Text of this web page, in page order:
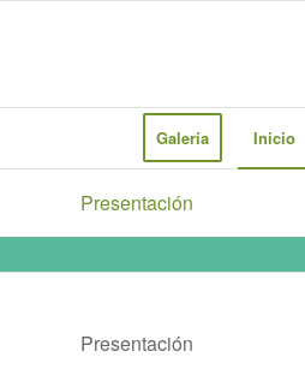
Galería Inicio
Presentación
Presentación